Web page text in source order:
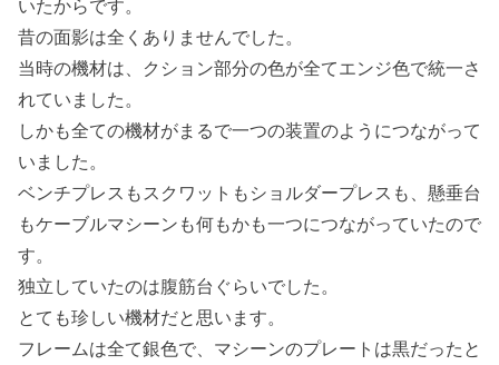
いたからです。
昔の面影は全くありませんでした。
当時の機材は、クション部分の色が全てエンジ色で統一さ
れていました。
しかも全ての機材がまるで一つの装置のようにつながって
いました。
ベンチプレスもスクワットもショルダープレスも、懸垂台
もケーブルマシーンも何もかも一つにつながっていたので
す。
独立していたのは腹筋台ぐらいでした。
とても珍しい機材だと思います。
フレームは全て銀色で、マシーンのプレートは黒だったと